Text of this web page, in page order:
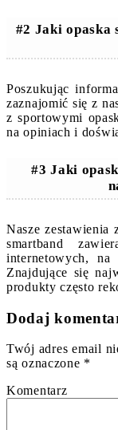
#2 Jaki opaska
Poszukując
zaznajomić się z
z sportowymi
na opiniach i
#3 Jaki
Nasze zestawienia
smartband
internetowych, na
Znajdujące się
produkty często
Dodaj
Twój adres email
są oznaczone *